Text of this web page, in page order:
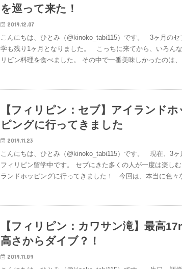
を巡って来た！
2019.12.07
こんにちは、ひとみ（@kinoko_tabi115）です。 3ヶ月のセ
学も残り1ヶ月となりました。 こっちに来てから、いろん
リピン料理を食べました。 その中で一番美味しかったのは
【フィリピン：セブ】アイランドホ
ピングに行ってきました
2019.11.23
こんにちは、ひとみ（@kinoko_tabi115）です。 現在、3ヶ
フィリピン留学中です。 セブにきた多くの人が一度は楽し
ランドホッピングに行ってきました！ 今回は、本当に色々
【フィリピン：カワサン滝】最高
高さからダイブ？！
2019.11.09